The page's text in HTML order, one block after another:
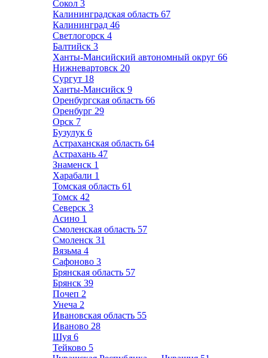
Сокол 3
Калининградская область 67
Калининград 46
Светлогорск 4
Балтийск 3
Ханты-Мансийский автономный округ 66
Нижневартовск 20
Сургут 18
Ханты-Мансийск 9
Оренбургская область 66
Оренбург 29
Орск 7
Бузулук 6
Астраханская область 64
Астрахань 47
Знаменск 1
Харабали 1
Томская область 61
Томск 42
Северск 3
Асино 1
Смоленская область 57
Смоленск 31
Вязьма 4
Сафоново 3
Брянская область 57
Брянск 39
Почеп 2
Унеча 2
Ивановская область 55
Иваново 28
Шуя 6
Тейково 5